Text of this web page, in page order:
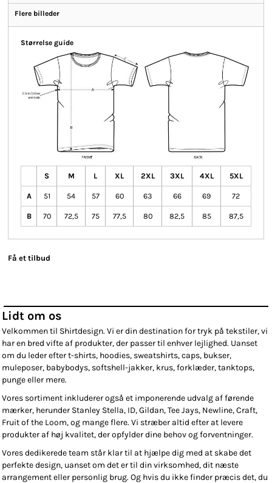
Flere billeder
Størrelse guide
S M L XL 2XL 3XL 4XL 5XL
A 51 54 57 60 63 66 69 72
B 70 72,5 75 77,5 80 82,5 85 87,5
Få et tilbud
Lidt om os
Velkommen til Shirtdesign. Vi er din destination for tryk på tekstiler, vi
har en bred vifte af produkter, der passer til enhver lejlighed. Uanset
om du leder efter t-shirts, hoodies, sweatshirts, caps, bukser,
muleposer, babybodys, softshell-jakker, krus, forklæder, tanktops,
punge eller mere.
Vores sortiment inkluderer også et imponerende udvalg af førende
mærker, herunder Stanley Stella, ID, Gildan, Tee Jays, Newline, Craft,
Fruit of the Loom, og mange flere. Vi stræber altid efter at levere
produkter af høj kvalitet, der opfylder dine behov og forventninger.
Vores dedikerede team står klar til at hjælpe dig med at skabe det
perfekte design, uanset om det er til din virksomhed, dit næste
arrangement eller personlig brug. Og hvis du ikke finder præcis det, du